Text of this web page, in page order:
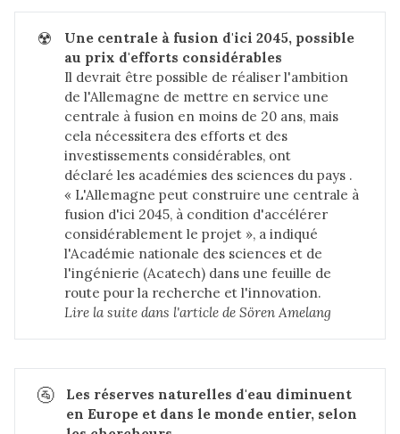
☢️
Une centrale à fusion d'ici 2045, possible
au prix d'efforts considérables
Il devrait être possible de réaliser l'ambition
de l'Allemagne de mettre en service une
centrale à fusion en moins de 20 ans, mais
cela nécessitera des efforts et des
investissements considérables, ont
déclaré les académies des sciences du pays .
« L'Allemagne peut construire une centrale à
fusion d'ici 2045, à condition d'accélérer
considérablement le projet », a indiqué
l'Académie nationale des sciences et de
l'ingénierie (Acatech) dans une feuille de
route pour la recherche et l'innovation.
Lire la suite dans l'article de Sören Amelang
🚰
Les réserves naturelles d'eau diminuent
en Europe et dans le monde entier, selon